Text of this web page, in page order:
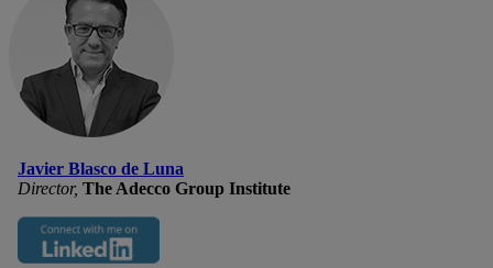
Javier Blasco de Luna
Director, The Adecco Group Institute